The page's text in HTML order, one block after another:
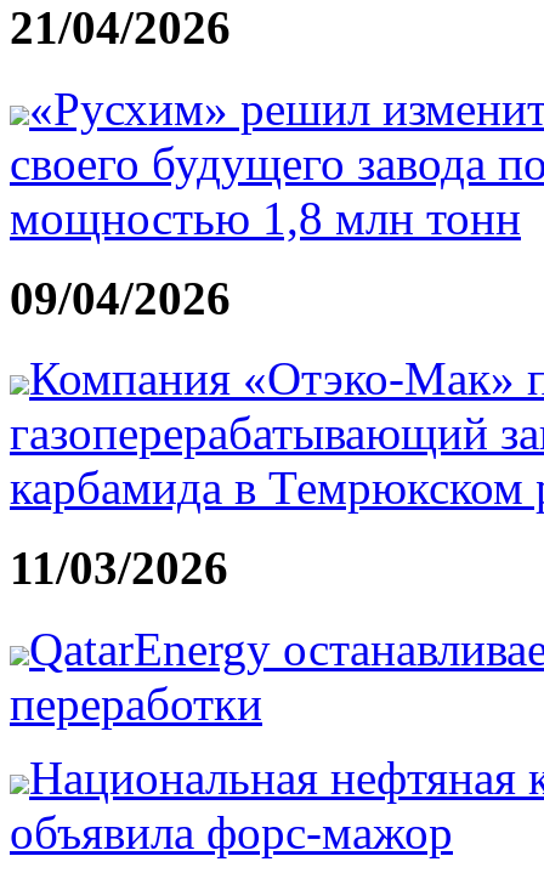
21/04/2026
«Русхим» решил
своего будущего завода
мощностью 1,8 млн тонн
09/04/2026
Компания «Отэко-Мак»
газоперерабатывающий
карбамида в Темрюкском
11/03/2026
QatarEnergy
переработки
Национальная нефтяная
объявила форс-мажор